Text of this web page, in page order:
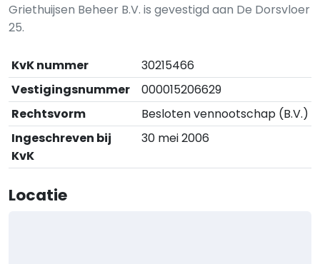
Griethuijsen Beheer B.V. is gevestigd aan De Dorsvloer
25.
KvK nummer
30215466
Vestigingsnummer
000015206629
Rechtsvorm
Besloten vennootschap (B.V.)
Ingeschreven bij
KvK
30 mei 2006
Locatie